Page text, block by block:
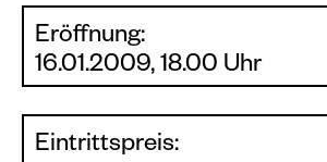
Eröffnung:
16.01.2009, 18.00 Uhr
Eintrittspreis: